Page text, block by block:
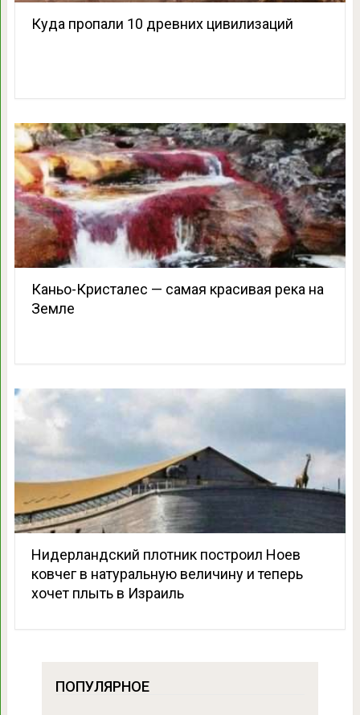
Куда пропали 10 древних цивилизаций
Каньо-Кристалес — самая красивая река на
Земле
Нидерландский плотник построил Ноев
ковчег в натуральную величину и теперь
хочет плыть в Израиль
ПОПУЛЯРНОЕ